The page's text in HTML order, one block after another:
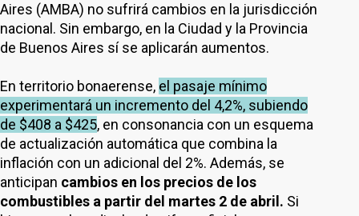
Aires (AMBA) no sufrirá cambios en la jurisdicción
nacional. Sin embargo, en la Ciudad y la Provincia
de Buenos Aires sí se aplicarán aumentos.
En territorio bonaerense, el pasaje mínimo
experimentará un incremento del 4,2%, subiendo
de $408 a $425, en consonancia con un esquema
de actualización automática que combina la
inflación con un adicional del 2%. Además, se
anticipan cambios en los precios de los
combustibles a partir del martes 2 de abril. Si